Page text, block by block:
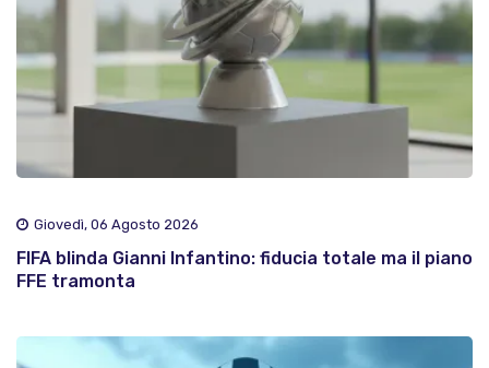
Giovedì, 06 Agosto 2026
FIFA blinda Gianni Infantino: fiducia totale ma il piano
FFE tramonta